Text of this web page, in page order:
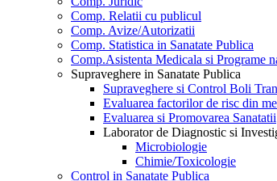
Comp. Relatii cu publicul
Comp. Avize/Autorizatii
Comp. Statistica in Sanatate Publica
Comp.Asistenta Medicala si Programe
Supraveghere in Sanatate Publica
Supraveghere si Control Boli
Evaluarea factorilor de risc din
Evaluarea si Promovarea Sanatatii
Laborator de Diagnostic si
Microbiologie
Chimie/Toxicologie
Control in Sanatate Publica